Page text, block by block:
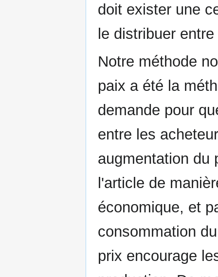
doit exister une
le distribuer
Notre méthode
paix a été la
demande pour
entre les
augmentation du
l'article de
économique, et
consommation
prix encourage